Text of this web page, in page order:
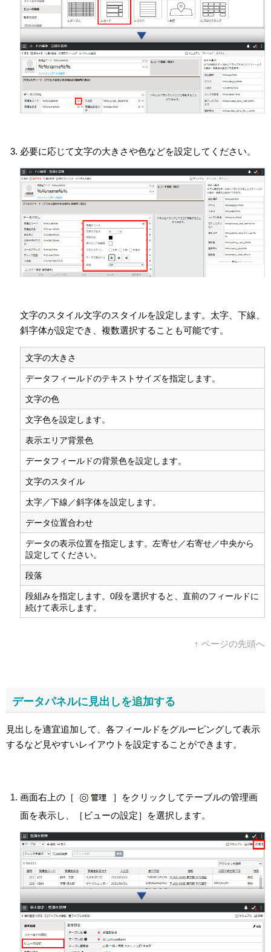
必要に応じて文字の大きさや色などを設定してください。
文字のスタイル文字のスタイルを設定します。太字、下線、
斜字体が設定でき、複数選択することも可能です。
文字の大きさ
データフィールドのテキストサイズを指定します。
文字の色
文字色を設定します。
表示エリア背景色
データフィールドの背景色を設定します。
文字のスタイル
太字／下線／斜字体を設定します。
データ位置合わせ
データの表示位置を指定します。左寄せ／右寄せ／中央から
設定してください。
段落
段組みを指定します。0段を選択すると、直前のフィールドに
続けて表示します。
↑ ページの先頭へ
データパネルに見出しを追加する
見出しを適宜追加して、各フィールドをグルーピングして表示
するなど見やすいレイアウトを設定することができます。
画面右上の［
］をクリックしてテーブルの管理画
面を表示し、［ビューの設定］を選択します。